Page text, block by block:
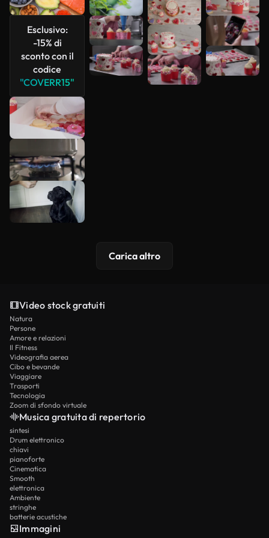
Esclusivo:
-15% di
sconto con il
codice
"COVERR15"
più
Carica altro
Video stock gratuiti
Natura
Persone
Amore e relazioni
Il Fitness
Videografia aerea
Cibo e bevande
Viaggiare
Trasporti
Tecnologia
Zoom di sfondo virtuale
Musica gratuita di repertorio
sintesi
Drum elettronico
chiavi
pianoforte
Cinematica
Smooth
elettronica
Ambiente
stringhe
batterie acustiche
Immagini